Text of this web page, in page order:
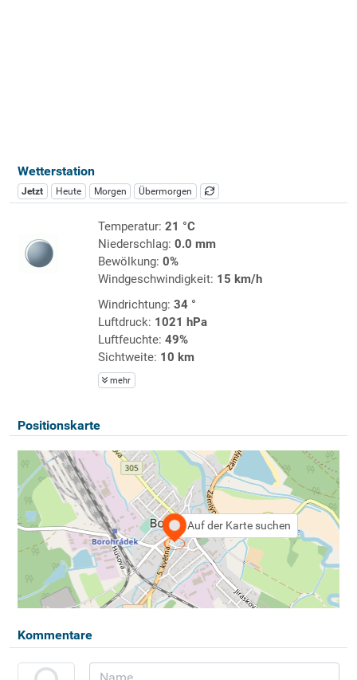
Wetterstation
Jetzt Heute Morgen Übermorgen
Temperatur: 21 °C
Niederschlag: 0.0 mm
Bewölkung: 0%
Windgeschwindigkeit: 15 km/h
Windrichtung: 34 °
Luftdruck: 1021 hPa
Luftfeuchte: 49%
Sichtweite: 10 km
mehr
Positionskarte
Auf der Karte suchen
Kommentare